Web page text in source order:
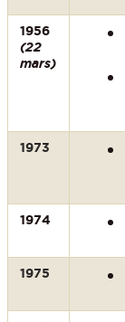
1956
(22
mars)
1973
1974
1975